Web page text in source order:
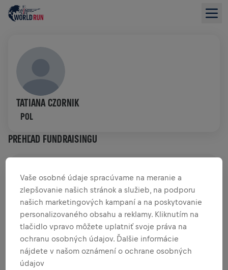
TATIANA CZORNIK
POL
PREHĽAD FUNDRAISINGU
PRÍSPEVKY PRISPIEŤ
Prispej k zmene! 100 % z tvojho príspevku putuje
priamo na výskum poranení miechy.
HISTÓRIA
Vaše osobné údaje spracúvame na meranie a
zlepšovanie našich stránok a služieb, na podporu
našich marketingových kampaní a na poskytovanie
personalizovaného obsahu a reklamy. Kliknutím na
tlačidlo vpravo môžete uplatniť svoje práva na
ochranu osobných údajov. Ďalšie informácie
nájdete v našom oznámení o ochrane osobných
údajov